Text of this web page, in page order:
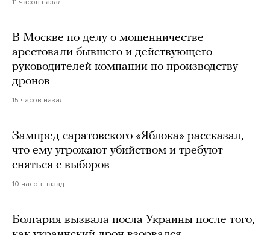
11 часов назад
В Москве по делу о мошенничестве
арестовали бывшего и действующего
руководителей компании по производству
дронов
15 часов назад
Зампред саратовского «Яблока» рассказал,
что ему угрожают убийством и требуют
сняться с выборов
10 часов назад
Болгария вызвала посла Украины после того,